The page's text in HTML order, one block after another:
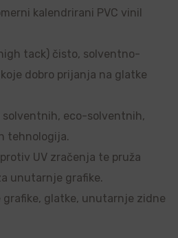
kalendrirani PVC vinil
tack) čisto, solventno-
dobro prijanja na glatke
solventnih, eco-solventnih,
tehnologija.
UV zračenja te pruža
unutarnje grafike.
grafike, glatke, unutarnje zidne